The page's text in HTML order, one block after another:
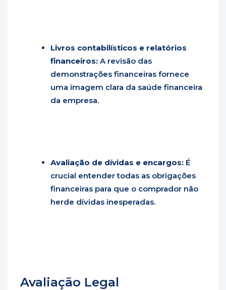
Livros contabilísticos e relatórios
financeiros: A revisão das
demonstrações financeiras fornece
uma imagem clara da saúde financeira
da empresa.
Avaliação de dívidas e encargos: É
crucial entender todas as obrigações
financeiras para que o comprador não
herde dívidas inesperadas.
Avaliação Legal